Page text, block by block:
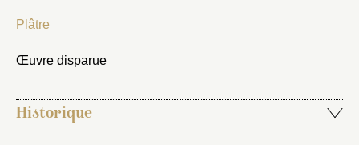
Plâtre
Œuvre disparue
Historique
Nouveau dossier
Envoyer